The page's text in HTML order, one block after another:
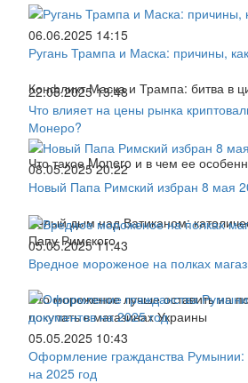
06.06.2025 14:15
Ругань Трампа и Маска: причины,
Конфликт Маска и Трампа: битва в
22.05.2025 13:48
Что влияет на цены рынка
Монеро?
Что такое Monero и в чем ее
08.05.2025 20:22
Новый Папа Римский избран 8 мая
Белый дым над Ватиканом:
Папу Римского
05.05.2025 11:43
Вредное мороженое на полках
Это мороженое лучше оставить на
покупать в магазинах Украины
05.05.2025 10:43
Оформление гражданства Румынии:
на 2025 год